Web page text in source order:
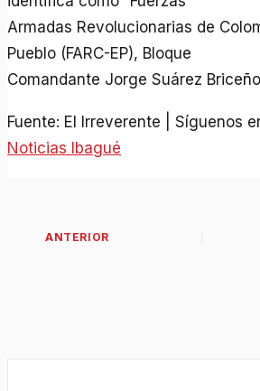
Armadas Revolucionarias de
Pueblo (FARC-EP), Bloque
Comandante Jorge Suárez
Fuente: El Irreverente | Síguenos
Noticias Ibagué